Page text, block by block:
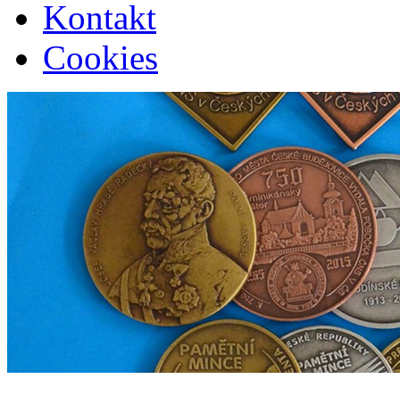
Kontakt
Cookies